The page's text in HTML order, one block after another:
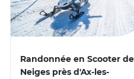
promenade aquatique à
Randonnée en Scooter
Neiges près d'Ax-les-